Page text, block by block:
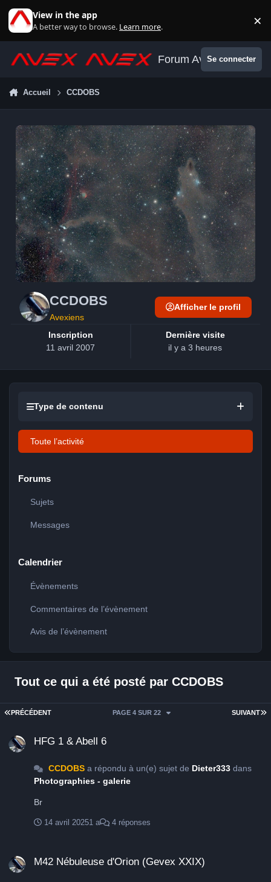
View in the app
A better way to browse. Learn more. ×
Forum AvexSe connecter
Accueil CCDOBS
CCDOBS
Avexiens
Inscription
11 avril 2007
Dernière visite
il y a 3 heures
Afficher le profil
Type de contenu
Toute l’activité
Forums
Sujets
Messages
Calendrier
Évènements
Commentaires de l’évènement
Avis de l’évènement
Tout ce qui a été posté par CCDOBS
PREMIÈRE PAGE
PRÉCÉDENT SUIVANT
PAGE 4 SUR 22
HFG 1 & Abell 6
CCDOBSa répondu à un(e) sujet de Dieter333dans
Photographies - galerie
Br
14 avril 20251 a 4 réponses
M42 Nébuleuse d'Orion (Gevex XXIX)